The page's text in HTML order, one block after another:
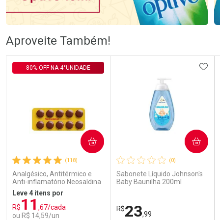
Comprar sem Desconto
Por R$ 57,99/cada
Comprar sem Desconto
Por R$ 57,99/cada
Comprar sem Desconto
Comprar sem Desconto
Aproveite Também!
(118)
Analgésico, Antitérmico e
Anti-inflamatório Neosaldina
30mg + 300mg + 30mg 10
Drágeas
80% OFF NA 4°UNIDADE
Leve 4 itens por
R$11 ,67/cada
ou R$ 14,59/un
COMPRAR
(0)
Sabonete Líquido Johnson's
Baby Baunilha 200ml
R$23,99
COMPRAR